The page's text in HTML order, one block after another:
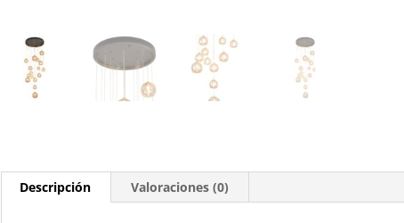
Descripción Valoraciones (0)